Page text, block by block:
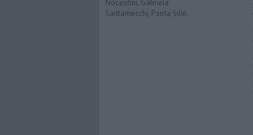
Nocentini, Gabriele
Santarnecchi, Paola Silvi.